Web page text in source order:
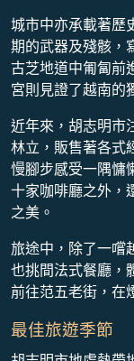
城市中亦承載著歷
期的武器及殘骸，
古芝地道中匍匐前
宮則見證了越南的
近年來，胡志明市
林立，販售著各式
慢腳步感受一隅慵
十家咖啡廳之外，
之美。
旅途中，除了一嚐
也挑間法式餐廳，
前往范五老街，在
最佳旅遊季節